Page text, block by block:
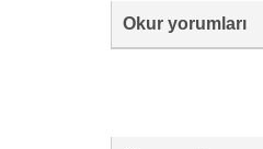
Okur yorumları